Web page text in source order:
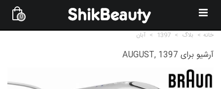
0
خانه > بلاگ >
1397
> آبان
آرشیو برای AUGUST, 1397